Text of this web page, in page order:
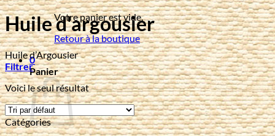
Votre panier est vide.
Retour à la boutique
0
Panier
Huile d'argousier
Huile d’Argousier
Filtrer
Voici le seul résultat
Catégories